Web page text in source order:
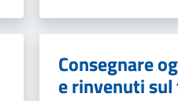
Consegnare
e rinvenuti